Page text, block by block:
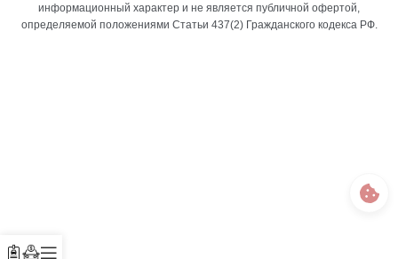
информационный характер и не является публичной офертой,
определяемой положениями Статьи 437(2) Гражданского кодекса РФ.